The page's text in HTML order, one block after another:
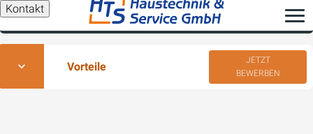
Kontakt
Vorteile
JETZT
BEWERBEN